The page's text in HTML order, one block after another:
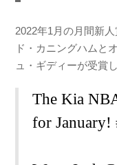
2022年1月の月間新
ド・カニングハムと
ュ・ギディーが受賞し
The Kia
for January!